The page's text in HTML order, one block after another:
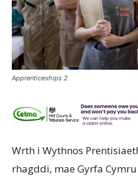
Apprenticeships 2
Wrth i Wythnos
rhagddi, mae Gyrfa